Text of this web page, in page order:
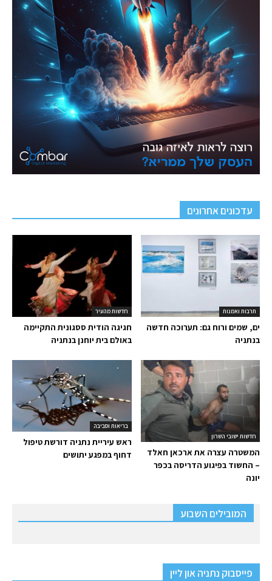
עדכונים אחרונים
חדשות מהעיר
חגיגה הודית ססגונית התקיימה
באולם בית יוחנן בנתניה
תרבות ואמנות
ים, שמים ורוח גם: תערוכה חדשה
בנתניה
בריאות וסביבה
ראש עיריית נתניה דורשת טיפול
דחוף במפגע יתושים
חדשות ישובי השרון
המשטרה עצרה את ארכאן חאלד
– החשוד בפיגוע הדריסה בכפר
יונה
המובילים השבוע
פייסבוק נתניה און ליין